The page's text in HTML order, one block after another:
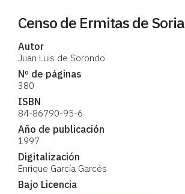
Censo de Ermitas de Soria
Autor
Juan Luis de Sorondo
Nº de páginas
380
ISBN
84-86790-95-6
Año de publicación
1997
Digitalización
Enrique García Garcés
Bajo Licencia